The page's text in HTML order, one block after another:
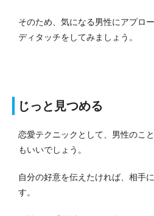
そのため、気になる男性にアプロ
ディタッチをしてみましょう。
じっと見つめる
恋愛テクニックとして、男性のこ
もいいでしょう。
自分の好意を伝えたければ、相手
す。